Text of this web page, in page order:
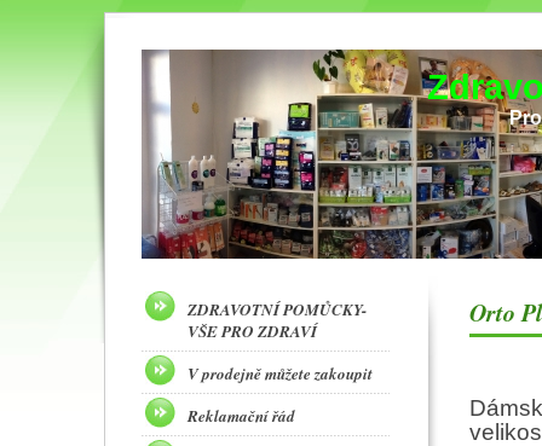
Orto
ZDRAVOTNÍ POMŮCKY-
VŠE PRO ZDRAVÍ
V prodejně můžete zakoupit
Reklamační řád